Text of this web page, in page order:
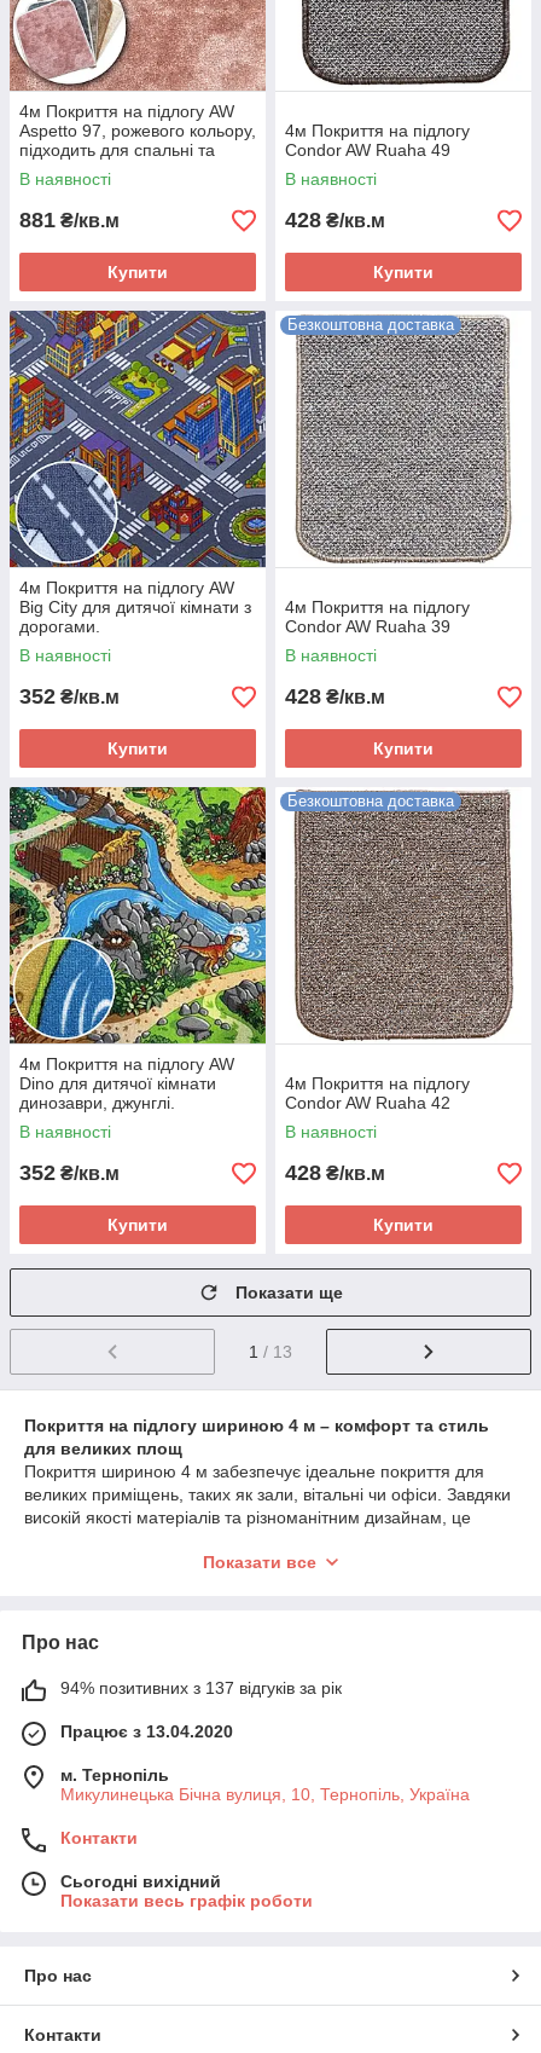
4м Покриття на підлогу AW
Aspetto 97, рожевого кольору,
підходить для спальні та
гостьової кімнати.
В наявності
881 ₴/кв.м
Купити
4м Покриття на підлогу
Condor AW Ruaha 49
В наявності
428 ₴/кв.м
Купити
4м Покриття на підлогу AW
Big City для дитячої кімнати з
дорогами.
В наявності
352 ₴/кв.м
Купити
Безкоштовна доставка
4м Покриття на підлогу
Condor AW Ruaha 39
В наявності
428 ₴/кв.м
Купити
4м Покриття на підлогу AW
Dino для дитячої кімнати
динозаври, джунглі.
В наявності
352 ₴/кв.м
Купити
Безкоштовна доставка
4м Покриття на підлогу
Condor AW Ruaha 42
В наявності
428 ₴/кв.м
Купити
Показати ще
1 / 13
Покриття на підлогу шириною 4 м – комфорт та стиль
для великих площ
Покриття шириною 4 м забезпечує ідеальне покриття для
великих приміщень, таких як зали, вітальні чи офіси. Завдяки
високій якості матеріалів та різноманітним дизайнам, це
Замовляйте покриття шириною 4 м у
Показати все
Про нас
94% позитивних з 137 відгуків за рік
Працює з 13.04.2020
м. Тернопіль
Микулинецька Бічна вулиця, 10, Тернопіль, Україна
Контакти
Сьогодні вихідний
Показати весь графік роботи
Про нас
Контакти